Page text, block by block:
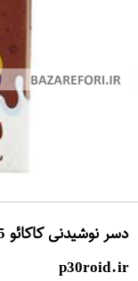
دسر نوشیدنی کاکائو 125 میل دنت
p30roid.ir